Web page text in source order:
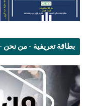
بطاقة تعريفية - من نحن - QUI SOMMES-NOUS